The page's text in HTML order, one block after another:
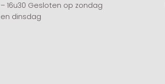
– 16u30 Gesloten op zondag
en dinsdag